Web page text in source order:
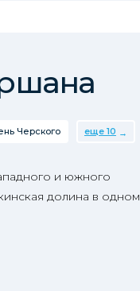
Черского еще 10
и южного
долина в одном